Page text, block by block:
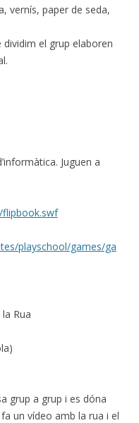
vernís, paper de seda,
dividim el grup elaboren
Juguen a
playschool/games/ga
Rua
grup a grup i es dóna
un vídeo amb la rua i el